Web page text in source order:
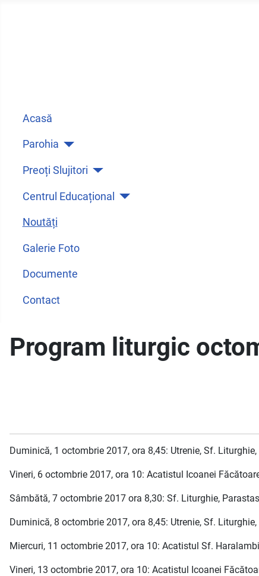
Acasă
Parohia
Preoți Slujitori
Centrul Educațional
Noutăți
Galerie Foto
Documente
Contact
Program liturgic
Duminică, 1 octombrie 2017, ora 8,45: Utrenie, Sf.
Vineri, 6 octombrie 2017, ora 10: Acatistul Icoanei
Sâmbătă, 7 octombrie 2017 ora 8,30: Sf. Liturghie,
Duminică, 8 octombrie 2017, ora 8,45: Utrenie, Sf.
Miercuri, 11 octombrie 2017, ora 10: Acatistul Sf.
Vineri, 13 octombrie 2017, ora 10: Acatistul Icoanei